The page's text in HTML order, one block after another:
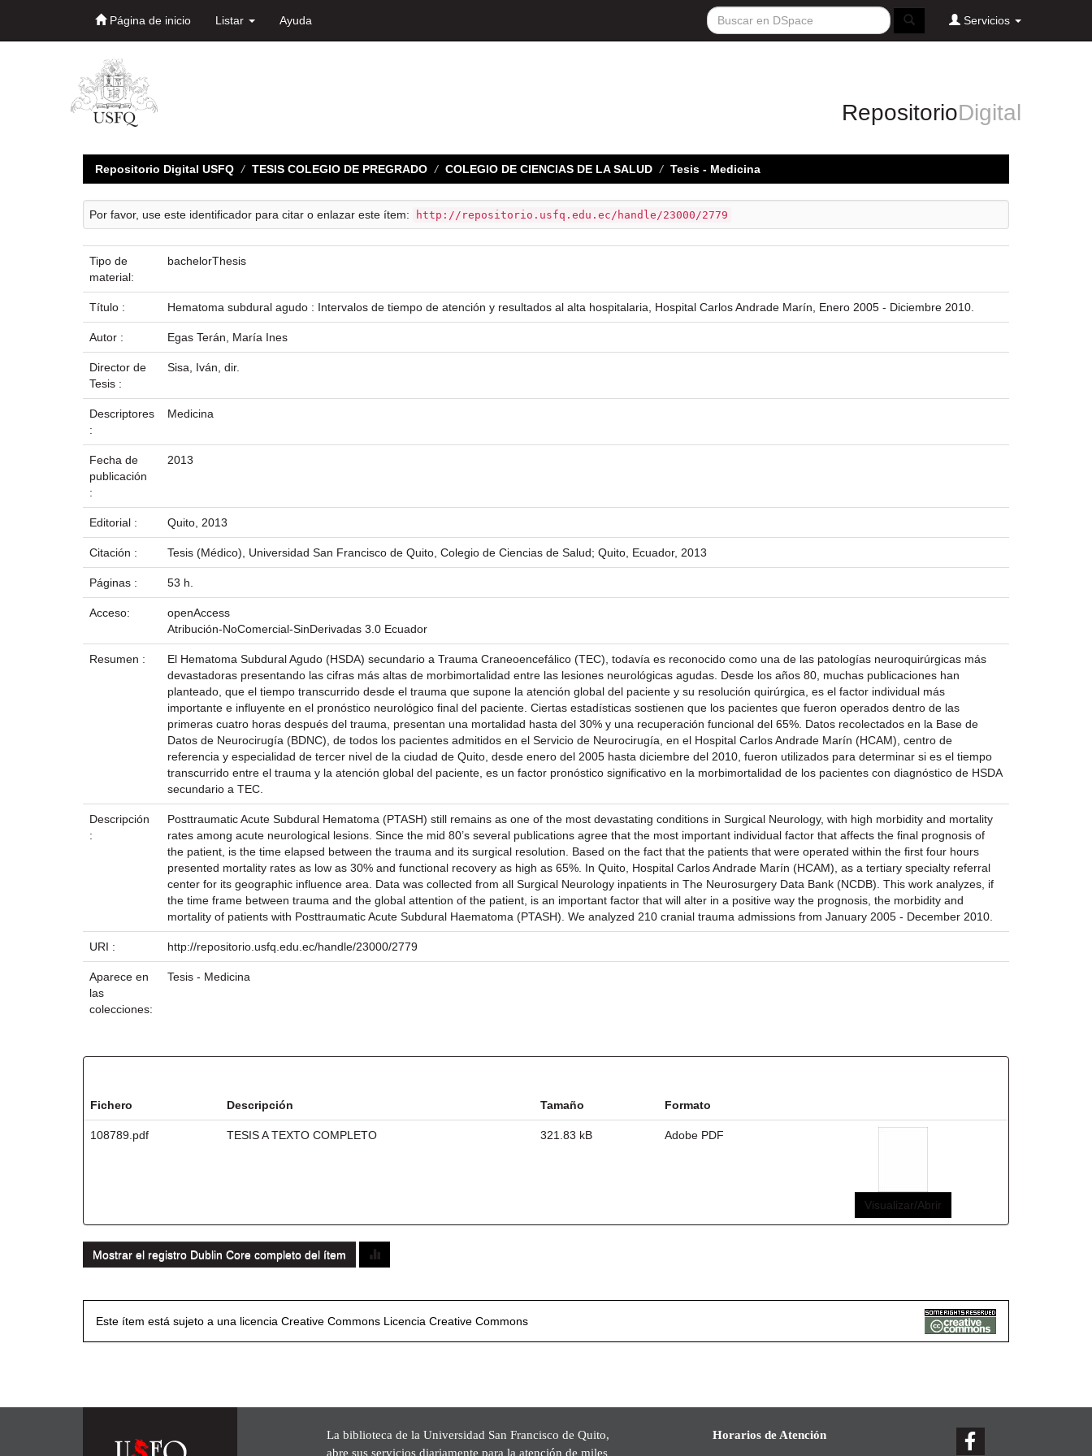
Página de inicio Listar Ayuda Servicios
RepositorioDigital
Repositorio Digital USFQ TESIS COLEGIO DE PREGRADO COLEGIO DE CIENCIAS DE LA SALUD Tesis - Medicina
Por favor, use este identificador para citar o enlazar este ítem: http://repositorio.usfq.edu.ec/handle/23000/2779
Tipo de
material:
bachelorThesis
Título : Hematoma subdural agudo : Intervalos de tiempo de atención y resultados al alta hospitalaria, Hospital Carlos Andrade Marín, Enero 2005 - Diciembre 2010.
Autor : Egas Terán, María Ines
Director de
Tesis :
Sisa, Iván, dir.
Descriptores
:
Medicina
Fecha de
publicación
:
2013
Editorial : Quito, 2013
Citación : Tesis (Médico), Universidad San Francisco de Quito, Colegio de Ciencias de Salud; Quito, Ecuador, 2013
Páginas : 53 h.
Acceso:
openAccess
Atribución-NoComercial-SinDerivadas 3.0 Ecuador
Resumen :
El Hematoma Subdural Agudo (HSDA) secundario a Trauma Craneoencefálico (TEC), todavía es reconocido como una de las patologías neuroquirúrgicas más
devastadoras presentando las cifras más altas de morbimortalidad entre las lesiones neurológicas agudas. Desde los años 80, muchas publicaciones han
planteado, que el tiempo transcurrido desde el trauma que supone la atención global del paciente y su resolución quirúrgica, es el factor individual más
importante e influyente en el pronóstico neurológico final del paciente. Ciertas estadísticas sostienen que los pacientes que fueron operados dentro de las
primeras cuatro horas después del trauma, presentan una mortalidad hasta del 30% y una recuperación funcional del 65%. Datos recolectados en la Base de
Datos de Neurocirugía (BDNC), de todos los pacientes admitidos en el Servicio de Neurocirugía, en el Hospital Carlos Andrade Marín (HCAM), centro de
referencia y especialidad de tercer nivel de la ciudad de Quito, desde enero del 2005 hasta diciembre del 2010, fueron utilizados para determinar si es el tiempo
transcurrido entre el trauma y la atención global del paciente, es un factor pronóstico significativo en la morbimortalidad de los pacientes con diagnóstico de HSDA
secundario a TEC.
Descripción
:
Posttraumatic Acute Subdural Hematoma (PTASH) still remains as one of the most devastating conditions in Surgical Neurology, with high morbidity and mortality
rates among acute neurological lesions. Since the mid 80’s several publications agree that the most important individual factor that affects the final prognosis of
the patient, is the time elapsed between the trauma and its surgical resolution. Based on the fact that the patients that were operated within the first four hours
presented mortality rates as low as 30% and functional recovery as high as 65%. In Quito, Hospital Carlos Andrade Marín (HCAM), as a tertiary specialty referral
center for its geographic influence area. Data was collected from all Surgical Neurology inpatients in The Neurosurgery Data Bank (NCDB). This work analyzes, if
the time frame between trauma and the global attention of the patient, is an important factor that will alter in a positive way the prognosis, the morbidity and
mortality of patients with Posttraumatic Acute Subdural Haematoma (PTASH). We analyzed 210 cranial trauma admissions from January 2005 - December 2010.
URI : http://repositorio.usfq.edu.ec/handle/23000/2779
Aparece en
las
colecciones:
Tesis - Medicina
Fichero Descripción Tamaño Formato
108789.pdf TESIS A TEXTO COMPLETO 321.83 kB Adobe PDF
Visualizar/Abrir
Mostrar el registro Dublin Core completo del ítem
Este ítem está sujeto a una licencia Creative Commons Licencia Creative Commons
La biblioteca de la Universidad San Francisco de Quito,
abre sus servicios diariamente para la atención de miles
Horarios de Atención